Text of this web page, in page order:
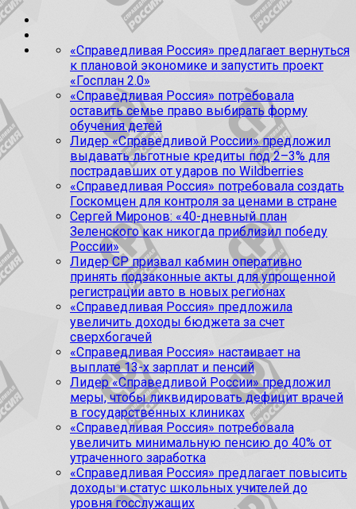
«Справедливая Россия» предлагает вернуться
к плановой экономике и запустить проект
«Госплан 2.0»
«Справедливая Россия» потребовала
оставить семье право выбирать форму
обучения детей
Лидер «Справедливой России» предложил
выдавать льготные кредиты под 2–3% для
пострадавших от ударов по Wildberries
«Справедливая Россия» потребовала создать
Госкомцен для контроля за ценами в стране
Сергей Миронов: «40-дневный план
Зеленского как никогда приблизил победу
России»
Лидер СР призвал кабмин оперативно
принять подзаконные акты для упрощенной
регистрации авто в новых регионах
«Справедливая Россия» предложила
увеличить доходы бюджета за счет
сверхбогачей
«Справедливая Россия» настаивает на
выплате 13-х зарплат и пенсий
Лидер «Справедливой России» предложил
меры, чтобы ликвидировать дефицит врачей
в государственных клиниках
«Справедливая Россия» потребовала
увеличить минимальную пенсию до 40% от
утраченного заработка
«Справедливая Россия» предлагает повысить
доходы и статус школьных учителей до
уровня госслужащих